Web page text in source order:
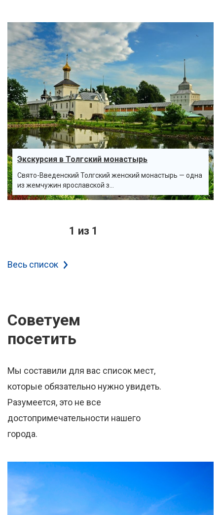
Экскурсия в Толгский монастырь
Свято-Введенский Толгский женский монастырь — одна
из жемчужин ярославской з...
1 из 1
Весь список
Советуем
посетить
Мы составили для вас список мест,
которые обязательно нужно увидеть.
Разумеется, это не все
достопримечательности нашего
города.